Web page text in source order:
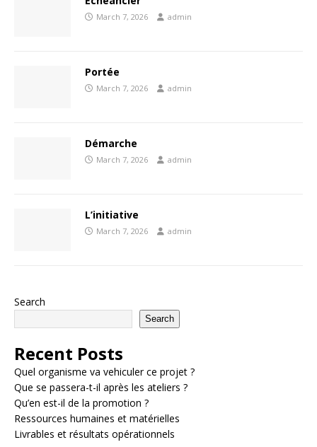
March 7, 2026 admin
Portée
March 7, 2026 admin
Démarche
March 7, 2026 admin
L’initiative
March 7, 2026 admin
Search
Search
Recent Posts
Quel organisme va vehiculer ce projet ?
Que se passera-t-il après les ateliers ?
Qu’en est-il de la promotion ?
Ressources humaines et matérielles
Livrables et résultats opérationnels